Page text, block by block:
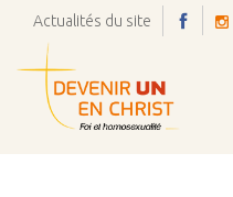
Actualités du site